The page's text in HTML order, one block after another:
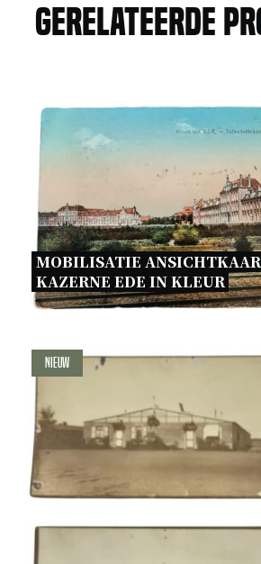
Gerelateerde
MOBILISATIE
KAZERNE EDE IN KLEUR
Nieuw